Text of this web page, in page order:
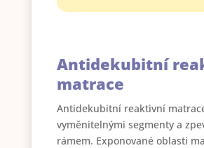
Antidekubitní
matrace
Antidekubitní reaktivní
vyměnitelnými segmenty a
rámem. Exponované oblasti